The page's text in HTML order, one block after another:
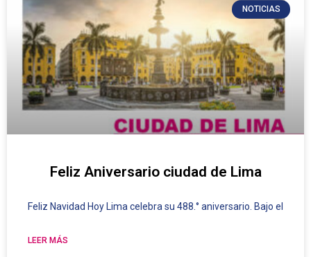
NOTICIAS
Feliz Aniversario ciudad de Lima
Feliz Navidad Hoy Lima celebra su 488.° aniversario. Bajo el
LEER MÁS